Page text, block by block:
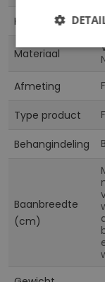
Kleur
Materiaal
Afmeting
Type product
Behangindeling
Baanbreedte
(cm)